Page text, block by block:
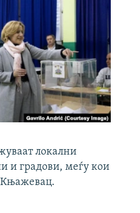
локални
и градови, меѓу кои
Књажевац.